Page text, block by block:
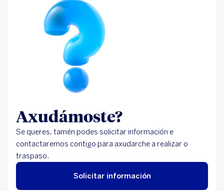
Axudámoste?
Se queres, tamén podes solicitar información e
contactaremos contigo para axudarche a realizar o
traspaso.
Solicitar información